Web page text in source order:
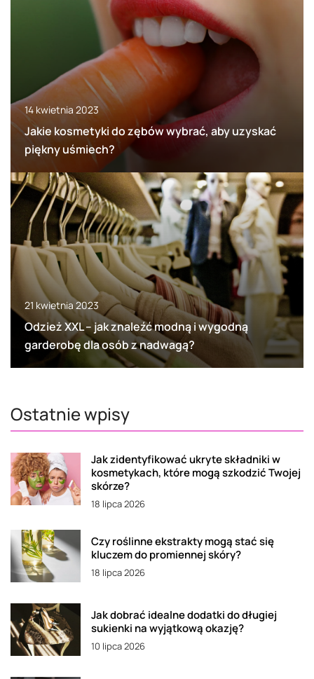
14 kwietnia 2023
Jakie kosmetyki do zębów wybrać, aby uzyskać
piękny uśmiech?
21 kwietnia 2023
Odzież XXL – jak znaleźć modną i wygodną
garderobę dla osób z nadwagą?
Ostatnie wpisy
Jak zidentyfikować ukryte składniki w
kosmetykach, które mogą szkodzić Twojej
skórze?
18 lipca 2026
Czy roślinne ekstrakty mogą stać się
kluczem do promiennej skóry?
18 lipca 2026
Jak dobrać idealne dodatki do długiej
sukienki na wyjątkową okazję?
10 lipca 2026